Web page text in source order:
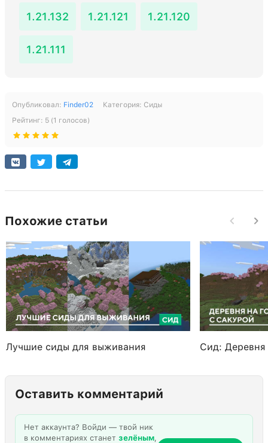
1.21.132 1.21.121 1.21.120
1.21.111
Опубликовал: Finder02 Категория: Сиды
Рейтинг: 5 (1 голосов)
Похожие статьи
Лучшие сиды для выживания Сид: Деревня
Оставить комментарий
Нет аккаунта? Войди — твой ник
в комментариях станет зелёным,